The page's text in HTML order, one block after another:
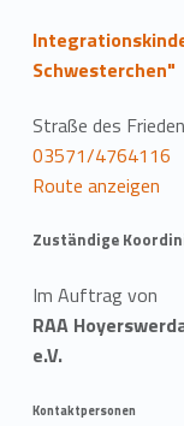
Schwesterchen"
Straße des
03571/4764116
Route anzeigen
Zuständige
Im Auftrag von
RAA
e.V.
Kontaktpersonen